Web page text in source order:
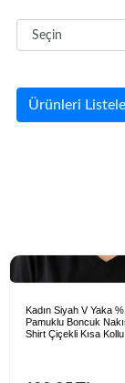
Ürünleri Listele
Kadın Siyah V Yaka
Pamuklu Boncuk
Shirt Çiçekli Kısa Kollu